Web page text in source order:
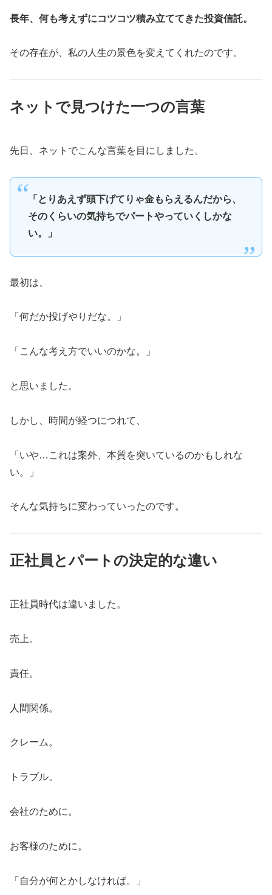
長年、何も考えずにコツコツ積み立ててきた投資信託。
その存在が、私の人生の景色を変えてくれたのです。
ネットで見つけた一つの言葉
先日、ネットでこんな言葉を目にしました。
「とりあえず頭下げてりゃ金もらえるんだから、
そのくらいの気持ちでパートやっていくしかな
い。」
最初は、
「何だか投げやりだな。」
「こんな考え方でいいのかな。」
と思いました。
しかし、時間が経つにつれて、
「いや…これは案外、本質を突いているのかもしれな
い。」
そんな気持ちに変わっていったのです。
正社員とパートの決定的な違い
正社員時代は違いました。
売上。
責任。
人間関係。
クレーム。
トラブル。
会社のために。
お客様のために。
「自分が何とかしなければ。」